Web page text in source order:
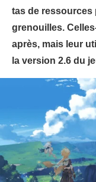
tas de ressources
grenouilles.
après, mais leur
la version 2.6 du